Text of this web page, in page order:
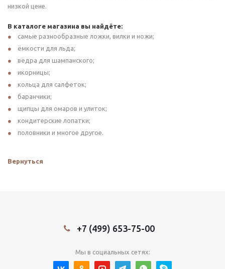
низкой цене.
В каталоге магазина вы найдёте:
самые разнообразные ложки, вилки и ножи;
ёмкости для льда;
вёдра для шампанского;
икорницы;
кольца для салфеток;
баранчики;
щипцы для омаров и улиток;
кондитерские лопатки;
половники и многое другое.
Вернуться
+7 (499) 653-75-00
Мы в социальных сетях: